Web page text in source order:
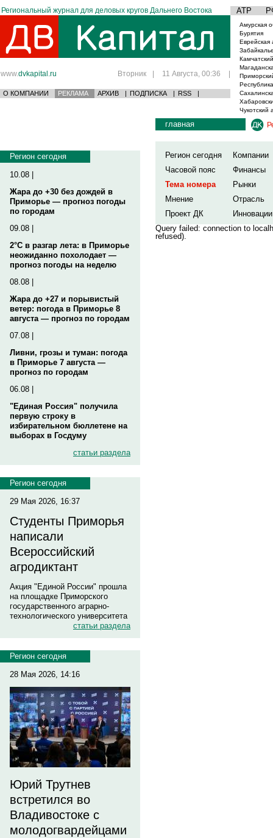
Региональный журнал для деловых кругов Дальнего Востока АТР
www.dvkapital.ru Вторник | 11 Августа, 00:36 |
О КОМПАНИИ РЕКЛАМА АРХИВ | ПОДПИСКА | RSS |
Амурская
Бурятия
Еврейская
Чукотский
Регион сегодня
10.08 |
Жара до +30 без дождей в
Приморье — прогноз погоды
по городам
09.08 |
2°C в разгар лета: в Приморье
неожиданно похолодает —
прогноз погоды на неделю
08.08 |
Жара до +27 и порывистый
ветер: погода в Приморье 8
августа — прогноз по городам
07.08 |
Ливни, грозы и туман: погода
в Приморье 7 августа —
прогноз по городам
06.08 |
"Единая Россия" получила
первую строку в
избирательном бюллетене на
выборах в Госдуму
статьи раздела
Регион сегодня
29 Мая 2026, 16:37
Студенты Приморья
написали
Всероссийский
агродиктант
Акция "Единой России" прошла
на площадке Приморского
государственного аграрно-
технологического университета
статьи раздела
Регион сегодня
28 Мая 2026, 14:16
Юрий Трутнев
встретился во
Владивостоке с
молодогвардейцами
главная
Регион сегодня
Компании
Часовой пояс
Финансы
Тема номера
Рынки
Мнение
Отрасль
Проект ДК
Инновации
Query failed: connection to
refused).